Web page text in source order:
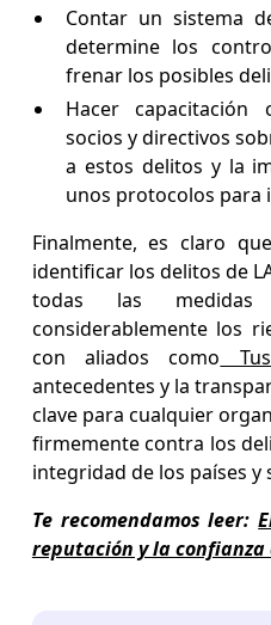
Contar un sistema
determine los
frenar los posibles
Hacer capacitación
socios y directivos
a estos delitos y la
unos protocolos para
Finalmente, es claro
identificar los delitos de
todas las medidas
considerablemente los
con aliados como
antecedentes y la
clave para cualquier
firmemente contra los
integridad de los países y
Te recomendamos leer:
reputación y la confianza